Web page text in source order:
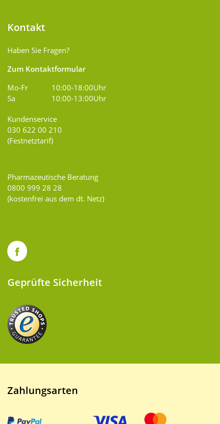
Kontakt
Haben Sie Fragen?
Zum Kontaktformular
Mo-Fr
10:00-18:00Uhr
Sa
10:00-13:00Uhr
Kundenservice
030 622 00 210
(Festnetztarif)
Pharmazeutische Beratung
0800 999 28 28
(kostenfrei aus dem dt. Netz)
Geprüfte Sicherheit
Zahlungsarten